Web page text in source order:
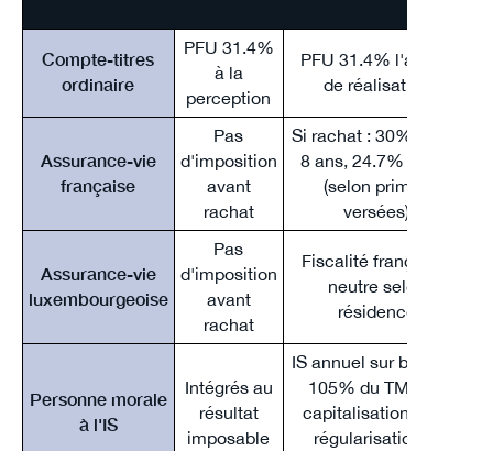
Compte-titres
ordinaire
PFU 31.4%
à la
perception
PFU 31.4% l'année
de réalisation
Assurance-vie
française
Pas
d'imposition
avant
rachat
Si rachat : 30% avant
8 ans, 24.7% après
(selon primes
versées)
Assurance-vie
luxembourgeoise
Pas
d'imposition
avant
rachat
Fiscalité française,
neutre selon
résidence
Personne morale
à l'IS
Intégrés au
résultat
imposable
IS annuel sur base de
105% du TME en
capitalisation (puis
régularisation si